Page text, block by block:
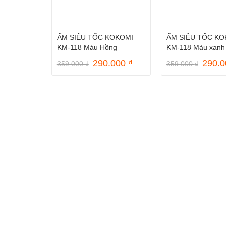
ẤM SIÊU TỐC KOKOMI
KM-118 Màu Hồng
359.000₫ Giá
290.000 ₫Giá
ẤM SIÊU TỐC
KM-118 Màu xanh
359.000₫ Giá